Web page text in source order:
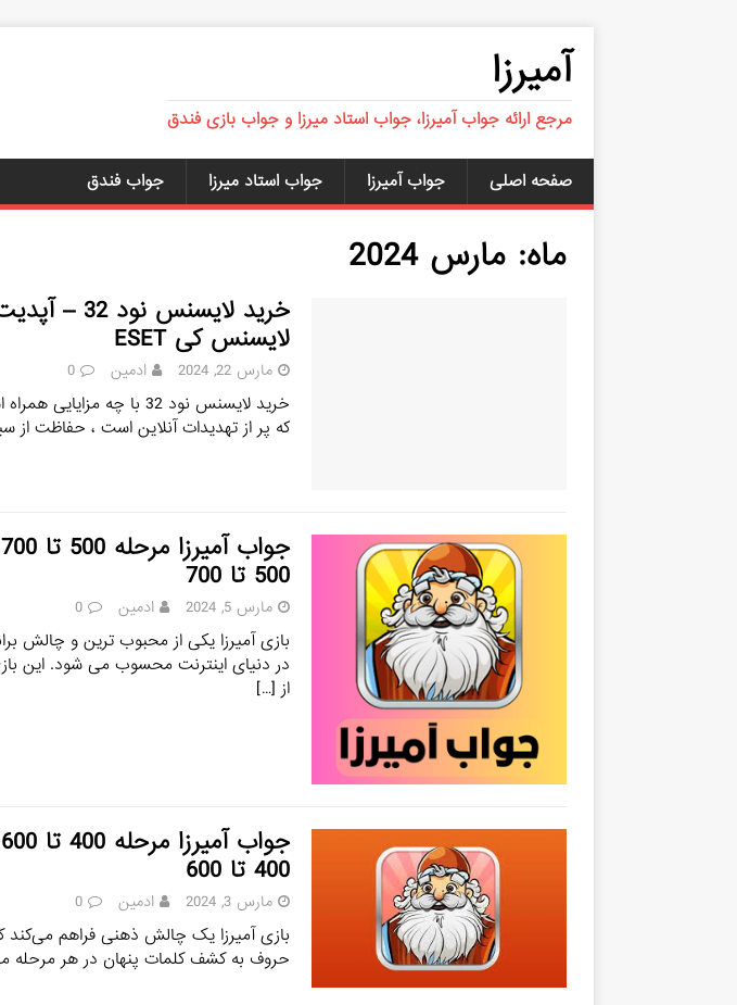
آمیرزا
مرجع ارائه جواب آمیرزا، جواب استاد میرزا و جواب بازی فندق
صفحه اصلی جواب آمیرزا جواب استاد میرزا جواب فندق
ماه: مارس 2024
لایسنس کی ESET
مارس 22, 2024 ادمین 0
خرید لایسنس نود 32 با چه
که پر از تهدیدات آنلاین است ، حفاظت از
500 تا 700
مارس 5, 2024 ادمین 0
بازی آمیرزا یکی از محبوب‌ ترین و چالش‌
در دنیای اینترنت محسوب می‌ شود. این
از […]
400 تا 600
مارس 3, 2024 ادمین 0
بازی آمیرزا یک چالش ذهنی فراهم می‌کند
حروف به کشف کلمات پنهان در هر مرحله